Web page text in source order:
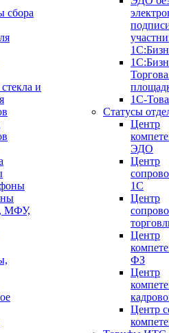
сбора
и
МФУ,
1С-
Статусы
Центр
ЭДО
Центр
1С
Центр
Центр
ФЗ
Центр
Центр